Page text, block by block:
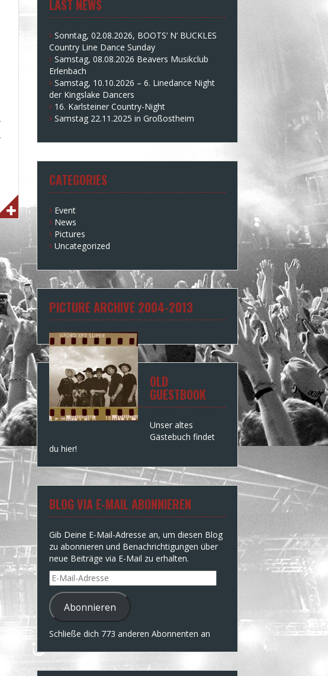
LAST NEWS
Sonntag, 02.08.2026, BOOTS‘ N‘ BUCKLES
Country Line Dance Sunday
Samstag, 08.08.2026 Beavers Musikclub
Erlenbach
Samstag, 10.10.2026 – 6. Linedance Night
der Kingslake Dancers
16. Karlsteiner Country-Night
Samstag 22.11.2025 in Großostheim
CATEGORIES
Event
News
Pictures
Uncategorized
PICTURE ARCHIVE 2004-2013
OLD
GUESTBOOK
Unser altes
Gästebuch findet
du hier!
BLOG VIA E-MAIL ABONNIEREN
Gib Deine E-Mail-Adresse an, um diesen Blog
zu abonnieren und Benachrichtigungen über
neue Beiträge via E-Mail zu erhalten.
E-
Mail-
Adresse
Abonnieren
Schließe dich 773 anderen Abonnenten an